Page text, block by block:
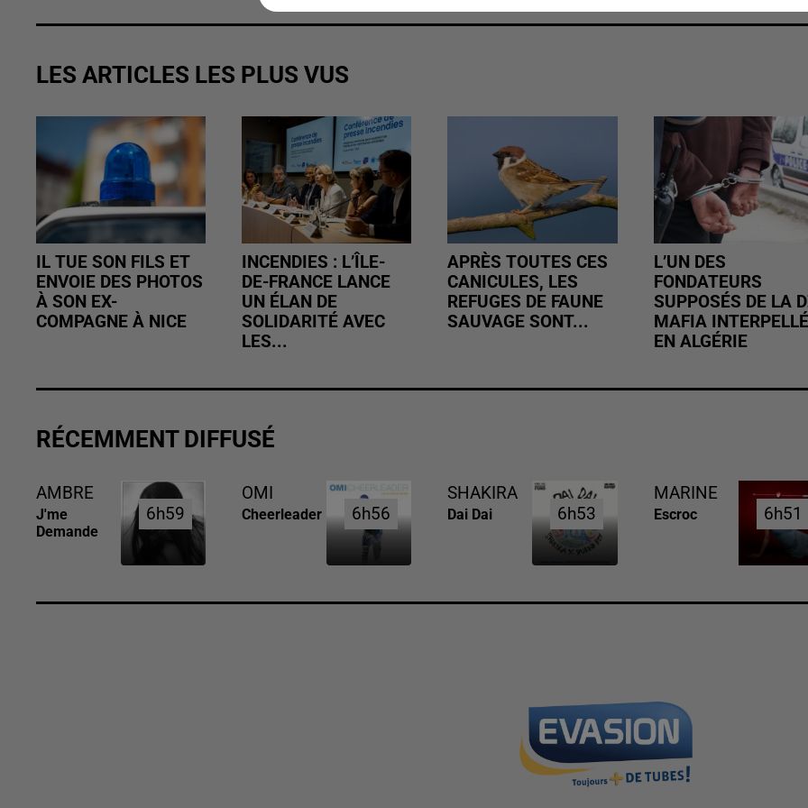
LES ARTICLES LES PLUS VUS
IL TUE SON FILS ET
ENVOIE DES PHOTOS
À SON EX-
COMPAGNE À NICE
INCENDIES : L’ÎLE-
DE-FRANCE LANCE
UN ÉLAN DE
SOLIDARITÉ AVEC
LES...
APRÈS TOUTES CES
CANICULES, LES
REFUGES DE FAUNE
SAUVAGE SONT...
L’UN DES
FONDATEURS
SUPPOSÉS DE LA
MAFIA INTERPELLÉ
EN ALGÉRIE
RÉCEMMENT DIFFUSÉ
AMBRE
J'me
Demande
6h59
6h59
OMI
Cheerleader 6h56
6h56
SHAKIRA
Dai Dai 6h53
6h53
MARINE
Escroc 6h51
6h51